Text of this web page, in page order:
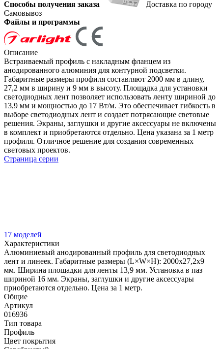
Способы получения заказа
Доставка по городу
Самовывоз
Файлы и программы
Описание
Встраиваемый профиль с накладным фланцем из
анодированного алюминия для контурной подсветки.
Габаритные размеры профиля составляют 2000 мм в длину,
27,2 мм в ширину и 9 мм в высоту. Площадка для установки
светодиодных лент позволяет использовать ленту шириной до
13,9 мм и мощностью до 17 Вт/м. Это обеспечивает гибкость в
выборе светодиодных лент и создает потрясающие световые
решения. Экраны, заглушки и другие аксессуары не включены
в комплект и приобретаются отдельно. Цена указана за 1 метр
профиля. Отличное решение для создания современных
световых проектов.
Страница серии
17 моделей
Характеристики
Алюминиевый анодированный профиль для светодиодных
лент и линеек. Габаритные размеры (L×W×H): 2000x27,2x9
мм. Ширина площадки для ленты 13,9 мм. Установка в паз
шириной 16 мм. Экраны, заглушки и другие аксессуары
приобретаются отдельно. Цена за 1 метр.
Общие
Артикул
016936
Тип товара
Профиль
Цвет покрытия